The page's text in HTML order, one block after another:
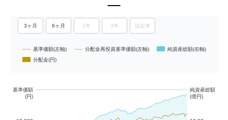
3ヶ月 6ヶ月 1年 3年 設定来
基準価額
(円)
純資産総額
(億円)
基準価額(左軸) 分配金再投資基準価額(左軸)
純資産総額(右軸)
分配金(円)